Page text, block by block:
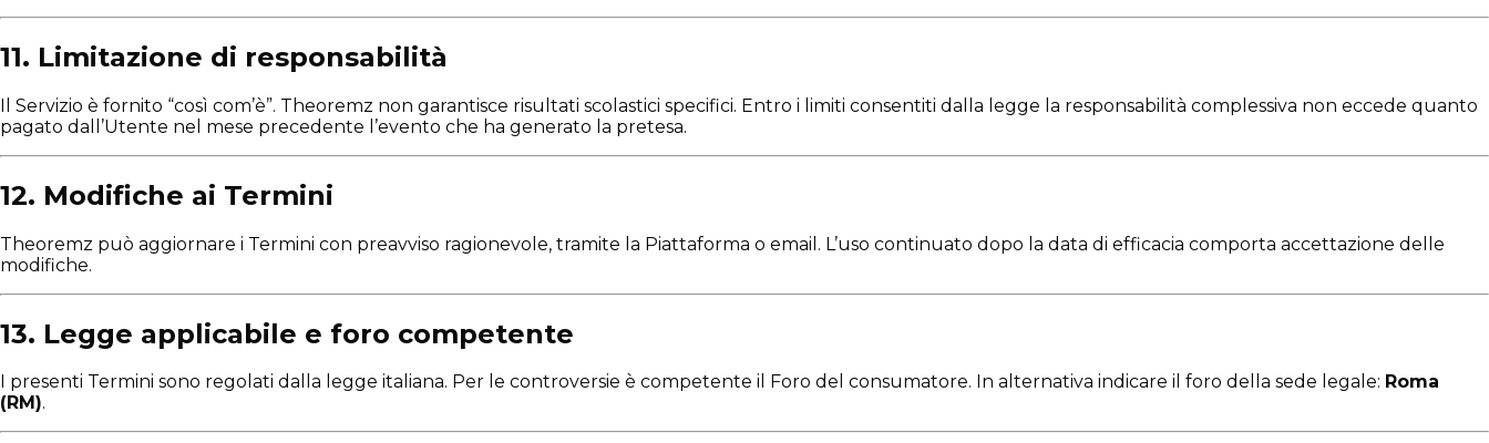
11. Limitazione di responsabilità
Il Servizio è fornito “così com’è”. Theoremz non garantisce risultati scolastici specifici. Entro i limiti consentiti dalla legge la responsabilità complessiva non eccede quanto
pagato dall’Utente nel mese precedente l’evento che ha generato la pretesa.
12. Modifiche ai Termini
Theoremz può aggiornare i Termini con preavviso ragionevole, tramite la Piattaforma o email. L’uso continuato dopo la data di efficacia comporta accettazione delle
modifiche.
13. Legge applicabile e foro competente
I presenti Termini sono regolati dalla legge italiana. Per le controversie è competente il Foro del consumatore. In alternativa indicare il foro della sede legale: Roma
(RM).